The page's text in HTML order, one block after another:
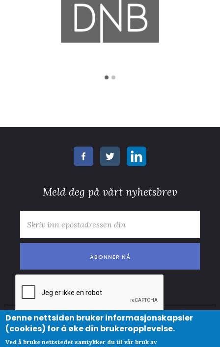
Meld deg på vårt nyhetsbrev
© Copyright
Clue Norge AS
Abonnementsvilkår
Personvernpolicy og cookies
Denne nettsiden bruker informasjonskapsler
(cookies) for å øke din brukeropplevelse.
Ved å bruke nettstedet samtykker du til vår bruk av